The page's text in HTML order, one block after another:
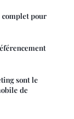
complet pour
sont le
de